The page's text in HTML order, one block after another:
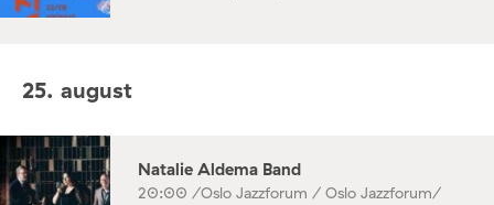
25. august
Natalie Aldema Band
20:00 /Oslo Jazzforum / Oslo Jazzforum/